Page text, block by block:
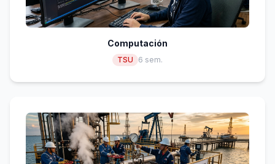
Computación
TSU 6 sem.